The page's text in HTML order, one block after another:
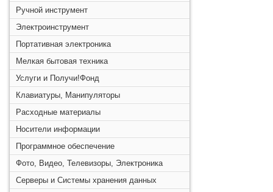
Ручной инструмент
Электроинструмент
Портативная электроника
Мелкая бытовая техника
Услуги и Получи!Фонд
Клавиатуры, Манипуляторы
Расходные материалы
Носители информации
Программное обеспечение
Фото, Видео, Телевизоры, Электроника
Серверы и Системы хранения данных